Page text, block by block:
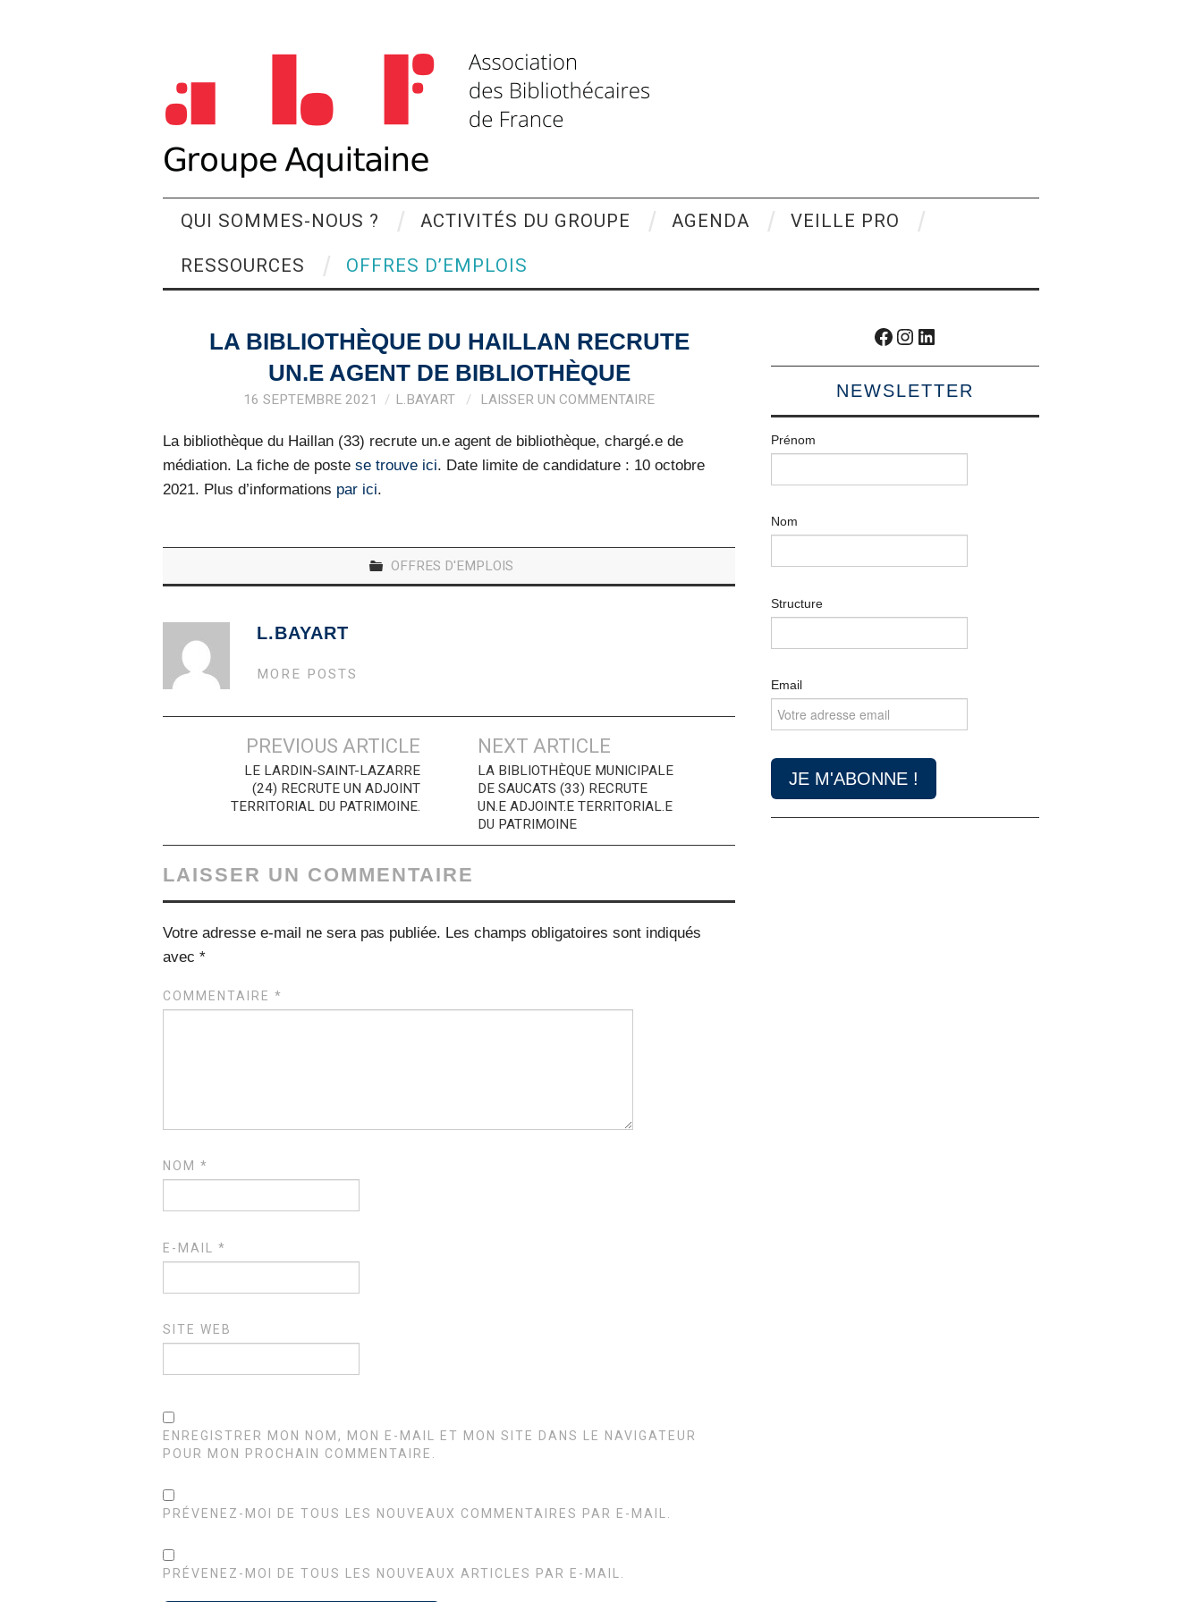
QUI SOMMES-NOUS ? ACTIVITÉS DU GROUPE AGENDA VEILLE PRO
RESSOURCES OFFRES D’EMPLOIS
LA BIBLIOTHÈQUE DU HAILLAN RECRUTE
UN.E AGENT DE BIBLIOTHÈQUE
16 SEPTEMBRE 2021 L.BAYART LAISSER UN COMMENTAIRE
La bibliothèque du Haillan (33) recrute un.e agent de bibliothèque, chargé.e de
médiation. La fiche de poste se trouve ici. Date limite de candidature : 10 octobre
2021. Plus d’informations par ici.
OFFRES D'EMPLOIS
L.BAYART
MORE POSTS
Navigation
articles
PREVIOUS ARTICLE
LE LARDIN-SAINT-LAZARRE
(24) RECRUTE UN ADJOINT
TERRITORIAL DU PATRIMOINE.
NEXT ARTICLE
LA BIBLIOTHÈQUE MUNICIPALE
DE SAUCATS (33) RECRUTE
UN.E ADJOINT.E TERRITORIAL.E
DU PATRIMOINE
LAISSER UN COMMENTAIRE
Votre adresse e-mail ne sera pas publiée. Les champs obligatoires sont indiqués
avec *
COMMENTAIRE *
NOM *
E-MAIL *
SITE WEB
ENREGISTRER MON NOM, MON E-MAIL ET MON SITE DANS LE NAVIGATEUR
POUR MON PROCHAIN COMMENTAIRE.
PRÉVENEZ-MOI DE TOUS LES NOUVEAUX COMMENTAIRES PAR E-MAIL.
PRÉVENEZ-MOI DE TOUS LES NOUVEAUX ARTICLES PAR E-MAIL.
Facebook
Instagram
LinkedIn
NEWSLETTER
Prénom
Nom
Structure
Email